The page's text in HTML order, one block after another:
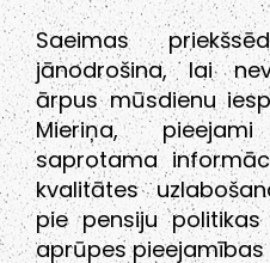
Saeimas
jānodrošina, lai
ārpus mūsdienu
Mieriņa,
saprotama
kvalitātes
pie pensiju politikas
aprūpes